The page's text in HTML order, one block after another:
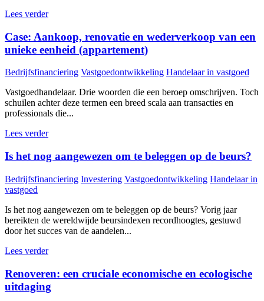
Lees verder
Case: Aankoop, renovatie en wederverkoop van een
unieke eenheid (appartement)
Bedrijfsfinanciering Vastgoedontwikkeling Handelaar in vastgoed
Vastgoedhandelaar. Drie woorden die een beroep omschrijven. Toch
schuilen achter deze termen een breed scala aan transacties en
professionals die...
Lees verder
Is het nog aangewezen om te beleggen op de beurs?
Bedrijfsfinanciering Investering Vastgoedontwikkeling Handelaar in
vastgoed
Is het nog aangewezen om te beleggen op de beurs? Vorig jaar
bereikten de wereldwijde beursindexen recordhoogtes, gestuwd
door het succes van de aandelen...
Lees verder
Renoveren: een cruciale economische en ecologische
uitdaging